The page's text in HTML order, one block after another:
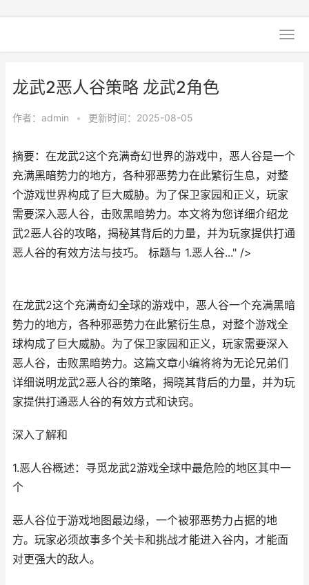
龙武2恶人谷策略 龙武2角色
作者： admin • 更新时间：2025-08-05
摘要：在龙武2这个充满奇幻世界的游戏中，恶人谷是一个
充满黑暗势力的地方，各种邪恶势力在此繁衍生息，对整
个游戏世界构成了巨大威胁。为了保卫家园和正义，玩家
需要深入恶人谷，击败黑暗势力。本文将为您详细介绍龙
武2恶人谷的攻略，揭秘其背后的力量，并为玩家提供打通
恶人谷的有效方法与技巧。 标题与 1.恶人谷..." />
在龙武2这个充满奇幻全球的游戏中，恶人谷一个充满黑暗
势力的地方，各种邪恶势力在此繁衍生息，对整个游戏全
球构成了巨大威胁。为了保卫家园和正义，玩家需要深入
恶人谷，击败黑暗势力。这篇文章小编将将为无论兄弟们
详细说明龙武2恶人谷的策略，揭晓其背后的力量，并为玩
家提供打通恶人谷的有效方式和诀窍。
深入了解和
1.恶人谷概述：寻觅龙武2游戏全球中最危险的地区其中一
个
恶人谷位于游戏地图最边缘，一个被邪恶势力占据的地
方。玩家必须故事多个关卡和挑战才能进入谷内，才能面
对更强大的敌人。